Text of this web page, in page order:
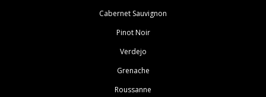
Cabernet Sauvignon
Pinot Noir
Verdejo
Grenache
Roussanne